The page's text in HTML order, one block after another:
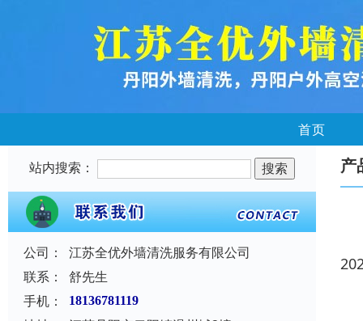
首页
站内搜索：
公司：
江苏全优外墙清洗服务有限公司
联系：
舒先生
手机：
18136781119
产